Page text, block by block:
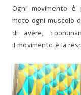
Ogni movimento è
moto ogni muscolo
di avere,
il movimento e la